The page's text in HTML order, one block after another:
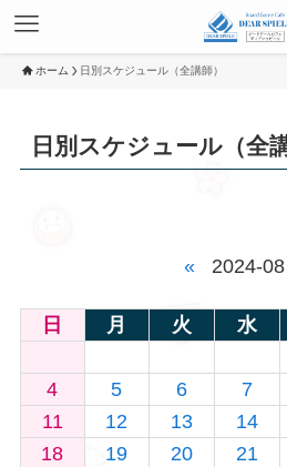
ホーム 日別スケジュール（全講師）
日別スケジュール（全
« 2024-08
日 月 火 水
4
5 6 7
11
12 13 14
18
19 20 21